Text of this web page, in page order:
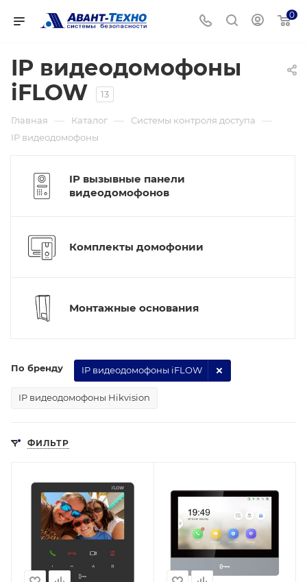
0
IP видеодомофоны
iFLOW
13
Главная — Каталог — Системы контроля доступа —
IP видеодомофоны
IP вызывные панели
видеодомофонов
Комплекты домофонии
Монтажные основания
По бренду
IP видеодомофоны Hikvision
IP видеодомофоны iFLOW
ФИЛЬТР